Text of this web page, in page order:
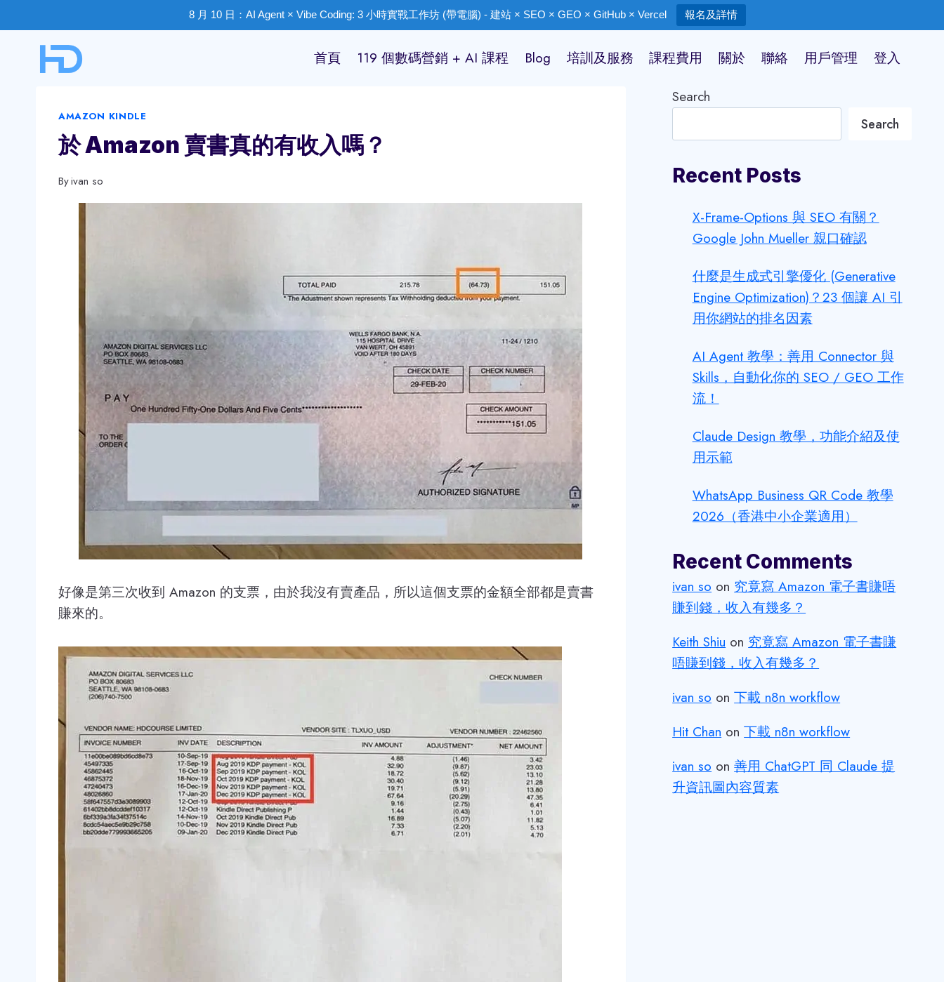
8 月 10 日：AI Agent × Vibe Coding: 3 小時實戰工作坊 (帶電腦) - 建站 × SEO × GEO × GitHub × Vercel 報名及詳情
首頁 119 個數碼營銷 + AI 課程 Blog 培訓及服務 課程費用 關於 聯絡 用戶管理 登入
AMAZON KINDLE
於 Amazon 賣書真的有收入嗎？
Byivan so
好像是第三次收到 Amazon 的支票，由於我沒有賣產品，所以這個支票的金額全部都是賣書
賺來的。
Search
Search
Recent Posts
X-Frame-Options 與 SEO 有關？
Google John Mueller 親口確認
什麼是生成式引擎優化 (Generative
Engine Optimization)？23 個讓 AI 引
用你網站的排名因素
AI Agent 教學：善用 Connector 與
Skills，自動化你的 SEO / GEO 工作
流！
Claude Design 教學，功能介紹及使
用示範
WhatsApp Business QR Code 教學
2026（香港中小企業適用）
Recent Comments
ivan so on 究竟寫 Amazon 電子書賺唔
賺到錢，收入有幾多？
Keith Shiu on 究竟寫 Amazon 電子書賺
唔賺到錢，收入有幾多？
ivan so on下載 n8n workflow
Hit Chan on下載 n8n workflow
ivan so on善用 ChatGPT 同 Claude 提
升資訊圖內容質素